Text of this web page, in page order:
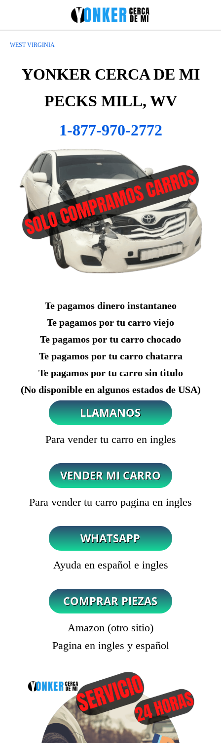
WEST VIRGINIA
YONKER CERCA DE MI
PECKS MILL, WV
1-877-970-2772
Te pagamos dinero instantaneo
Te pagamos por tu carro viejo
Te pagamos por tu carro chocado
Te pagamos por tu carro chatarra
Te pagamos por tu carro sin titulo
(No disponible en algunos estados de USA)
Para vender tu carro en ingles
Para vender tu carro pagina en ingles
Ayuda en español e ingles
Amazon (otro sitio)
Pagina en ingles y español